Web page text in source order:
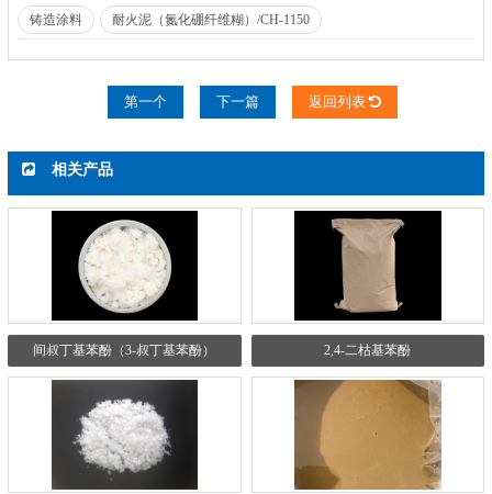
铸造涂料 耐火泥（氮化硼纤维糊）/CH-1150
第一个 下一篇 返回列表
相关产品
间叔丁基苯酚（3-叔丁基苯酚） 2,4-二枯基苯酚